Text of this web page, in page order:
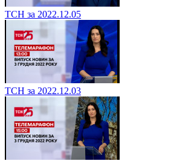
ТСН за 2022.12.05
ТСН за 2022.12.03